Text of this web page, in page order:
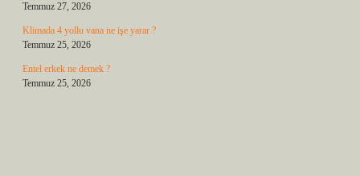
Temmuz 27, 2026
Klimada 4 yollu vana ne işe yarar ?
Temmuz 25, 2026
Entel erkek ne demek ?
Temmuz 25, 2026